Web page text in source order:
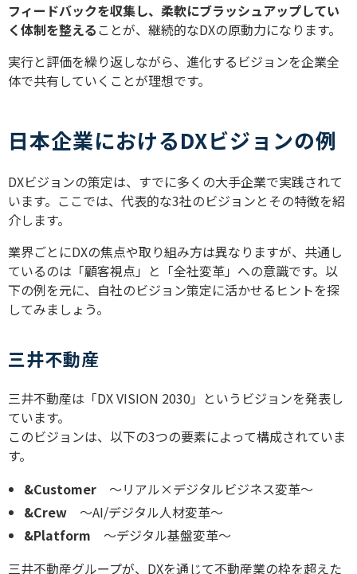
フィードバックを収集し、柔軟にブラッシュアップしてい
く体制を整える ことが、継続的なDXの原動力になります。
実行と評価を繰り返しながら、進化するビジョンを企業全
体で共有していくことが理想です。
日本企業におけるDXビジョンの例
DXビジョンの策定は、すでに多くの大手企業で実践されて
います。ここでは、代表的な3社のビジョンとその特徴を紹
介します。
業界ごとにDXの焦点や取り組み方は異なりますが、共通し
ているのは「顧客視点」と「全社変革」への意識です。以
下の例を元に、自社のビジョン策定に活かせるヒントを探
してみましょう。
三井不動産
三井不動産は「DX VISION 2030」というビジョンを発表し
ています。
このビジョンは、以下の3つの要素によって構成されていま
す。
&Customer 〜リアル×デジタルビジネス変革〜
&Crew 〜AI/デジタル人材変革〜
&Platform 〜デジタル基盤変革〜
三井不動産グループが、DXを通じて不動産業の枠を超えた